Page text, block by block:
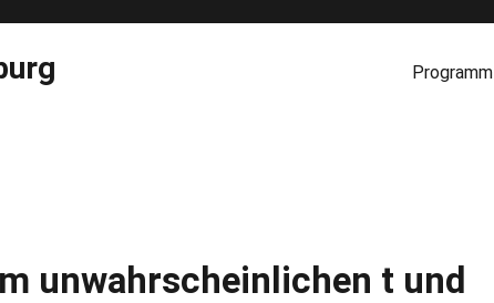
Programm
unwahrscheinlichen t und